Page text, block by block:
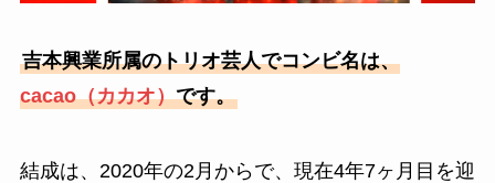
吉本興業所属のトリオ芸人でコンビ名は、
cacao（カカオ）です。
結成は、2020年の2月からで、現在4年7ヶ月目を迎